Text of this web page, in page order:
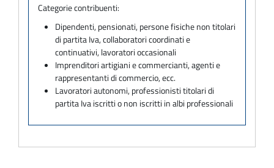
Categorie contribuenti:
Dipendenti, pensionati, persone fisiche non titolari
di partita Iva, collaboratori coordinati e
continuativi, lavoratori occasionali
Imprenditori artigiani e commercianti, agenti e
rappresentanti di commercio, ecc.
Lavoratori autonomi, professionisti titolari di
partita Iva iscritti o non iscritti in albi professionali